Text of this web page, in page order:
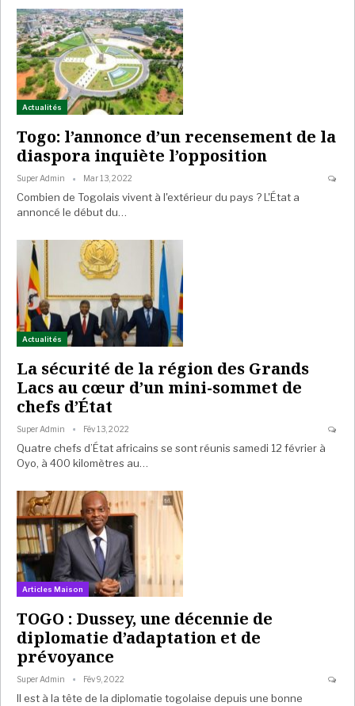
Actualités
Togo: l’annonce d’un recensement de la
diaspora inquiète l’opposition
Super Admin Mar 13, 2022
Combien de Togolais vivent à l'extérieur du pays ? L'État a
annoncé le début du…
Actualités
La sécurité de la région des Grands
Lacs au cœur d’un mini-sommet de
chefs d’État
Super Admin Fév 13, 2022
Quatre chefs d’État africains se sont réunis samedi 12 février à
Oyo, à 400 kilomètres au…
Articles Maison
TOGO : Dussey, une décennie de
diplomatie d’adaptation et de
prévoyance
Super Admin Fév 9, 2022
Il est à la tête de la diplomatie togolaise depuis une bonne